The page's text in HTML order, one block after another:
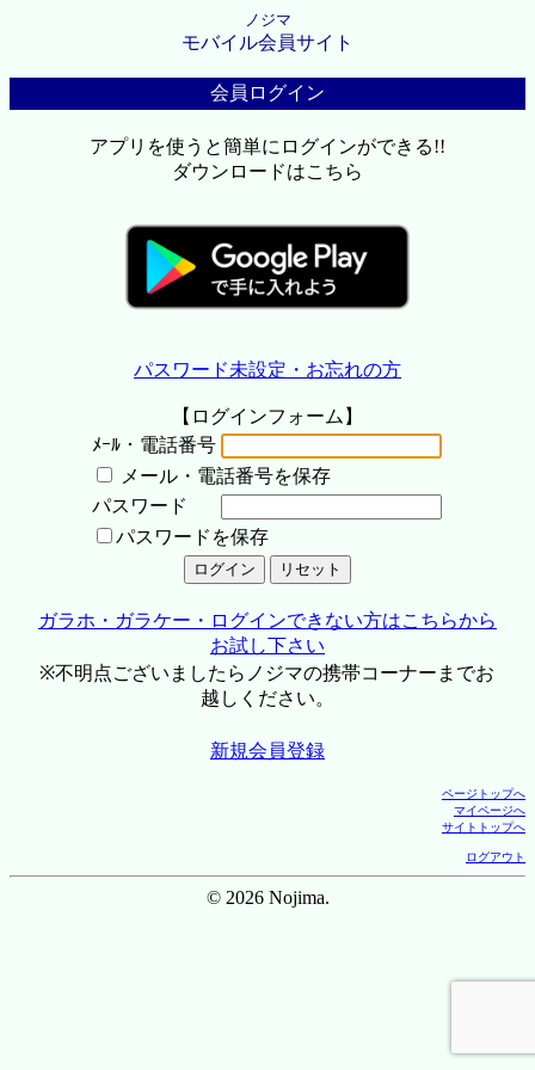
ノジマ
モバイル会員サイト
会員ログイン
アプリを使うと簡単にログインができる!!
ダウンロードはこちら
パスワード未設定・お忘れの方
【ログインフォーム】
ﾒｰﾙ・電話番号
メール・電話番号を保存
パスワード
パスワードを保存
ガラホ・ガラケー・ログインできない方はこちらから
お試し下さい
※不明点ございましたらノジマの携帯コーナーまでお
越しください。
新規会員登録
ページトップへ
マイページへ
サイトトップへ
ログアウト
© 2026 Nojima.